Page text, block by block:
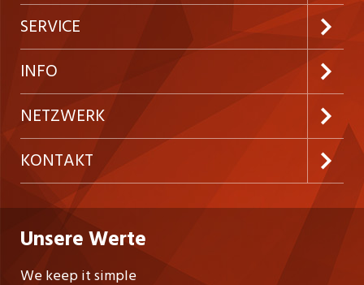
Jobabo abonnieren
Neue Stellen
Festanstellungen
Temporäre Jobs
Freelance Jobs
Praktika
Lehrstellen
SERVICE
Kundenlogin
Inserieren
Firmen
Personalvermittler
INFO
Preise & Leistungen
AGB
Datenschutzerklärung
Nutzungsbedingungen
Stellenmeldepflicht
NETZWERK
westjob.at
nicejob.de
myjob.ch
zentraljob.ch
KONTAKT
CH Media Classifieds AG
Fürstenlandstrasse 122
CH-9001 St. Gallen
Unsere Werte
We keep it simple